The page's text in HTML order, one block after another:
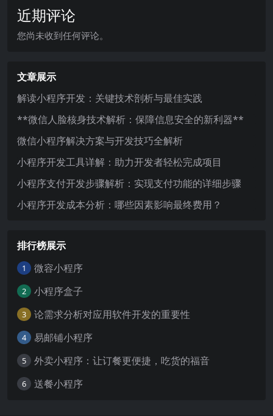
近期评论
您尚未收到任何评论。
文章展示
解读小程序开发：关键技术剖析与最佳实践
**微信人脸核身技术解析：保障信息安全的新利器**
微信小程序解决方案与开发技巧全解析
小程序开发工具详解：助力开发者轻松完成项目
小程序支付开发步骤解析：实现支付功能的详细步骤
小程序开发成本分析：哪些因素影响最终费用？
排行榜展示
1 微容小程序
2 小程序盒子
3 论需求分析对应用软件开发的重要性
4 易邮铺小程序
5 外卖小程序：让订餐更便捷，吃货的福音
6 送餐小程序